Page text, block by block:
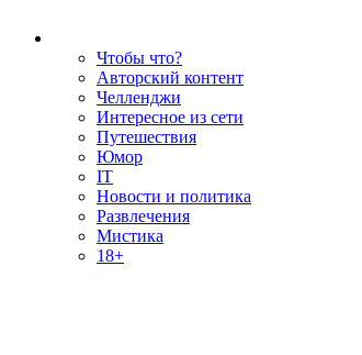
Чтобы что?
Авторский контент
Челленджи
Интересное из сети
Путешествия
Юмор
IT
Новости и политика
Развлечения
Мистика
18+